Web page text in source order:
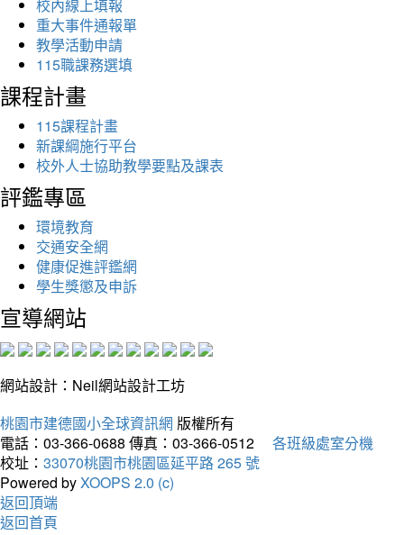
校內線上填報
重大事件通報單
教學活動申請
115職課務選填
課程計畫
115課程計畫
新課綱施行平台
校外人士協助教學要點及課表
評鑑專區
環境教育
交通安全網
健康促進評鑑網
學生獎懲及申訴
宣導網站
網站設計：Neil網站設計工坊
桃園市建德國小全球資訊網 版權所有
電話：03-366-0688 傳真：03-366-0512
各班級處室分機
校址： 33070桃園市桃園區延平路 265 號
Powered byXOOPS 2.0 (c)
返回頂端
返回首頁